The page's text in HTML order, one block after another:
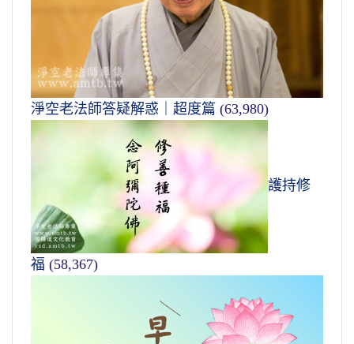
淨空老法師答疑解惑｜超度篇 (63,980)
護持修
福 (58,367)